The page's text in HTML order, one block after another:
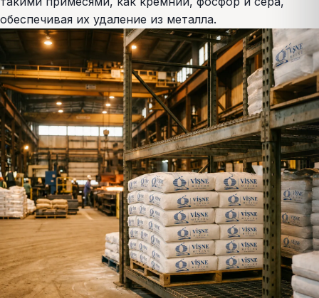
обеспечивая их удаление из металла.